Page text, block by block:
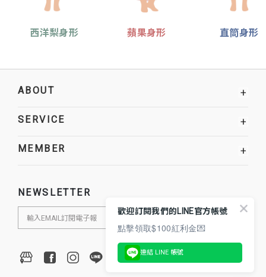
西洋梨身形 蘋果身形 直筒身形
ABOUT +
SERVICE +
MEMBER +
NEWSLETTER
歡迎訂閱我們的LINE官方帳號
點擊領取$100紅利金💌
連結 LINE 帳號